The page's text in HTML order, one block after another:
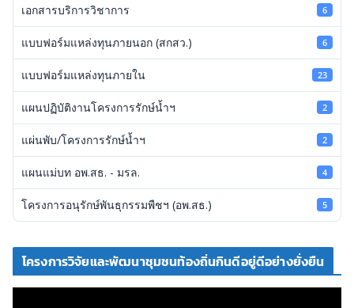
เอกสารบริการวิชาการ 6
แบบฟอร์มแหล่งทุนภายนอก (สกสว.) 6
แบบฟอร์มแหล่งทุนภายใน 23
แผนปฏิบัติงานโครงการรักษ์น้ำฯ 2
แผ่นพับ/โครงการรักษ์น้ำฯ 2
แผนแม่บท อพ.สธ. - มรล. 4
โครงการอนุรักษ์พันธุกรรมพืชฯ (อพ.สธ.) 5
โครงการวิจัยและพัฒนาชุมชนท้องถิ่นกินดีอยู่ดีอย่างยั่งยืน